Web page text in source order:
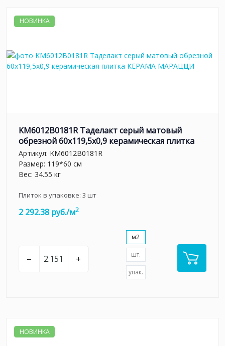
НОВИНКА
KM6012B0181R Таделакт серый матовый
обрезной 60x119,5x0,9 керамическая плитка
Артикул: KM6012B0181R
Размер: 119*60 см
Вес: 34.55 кг
Плиток в упаковке: 3 шт
2 292.38 руб./м2
– +
м2
шт.
упак.
НОВИНКА